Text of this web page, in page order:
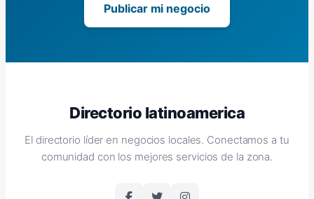
Publicar mi negocio
Directorio latinoamerica
El directorio líder en negocios locales. Conectamos a tu
comunidad con los mejores servicios de la zona.